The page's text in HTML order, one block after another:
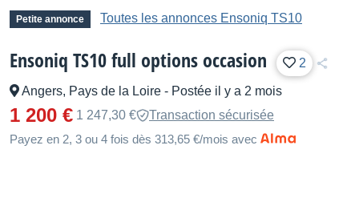
Petite annonce Toutes les annonces Ensoniq TS10
Ensoniq TS10 full options occasion 2
Angers, Pays de la Loire - Postée il y a 2 mois
1 200 € 1 247,30 €
Transaction sécurisée
Payez en 2, 3 ou 4 fois dès 313,65 €/mois avec